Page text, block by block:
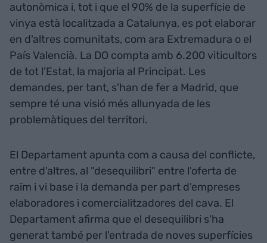
autonòmica i, tot i que el 90% de la superfície de
vinya està localitzada a Catalunya, es pot elaborar
en d'altres comunitats, com ara Extremadura o el
País Valencià. La DO compta amb 6.200 viticultors
de tot l’Estat, la majoria al Principat. Les
demandes, per tant, s'han de fer a Madrid, que
sempre té una visió més allunyada de les
problemàtiques del territori.
El Departament apunta com a causa del conflicte,
entre d'altres, al "desequilibri" entre l'oferta de
raïm i vi base i la demanda per part d'empreses
elaboradores i comercialitzadores del cava. El
Departament afirma que el desequilibri s'ha
generat també per l'entrada de noves superfícies